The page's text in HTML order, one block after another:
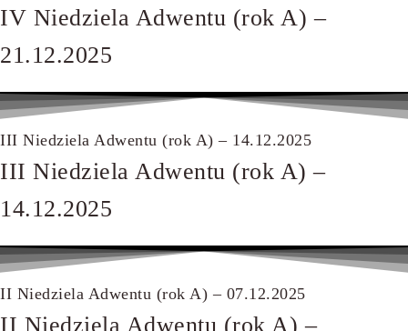
IV Niedziela Adwentu (rok A) –
21.12.2025
III Niedziela Adwentu (rok A) – 14.12.2025
III Niedziela Adwentu (rok A) –
14.12.2025
II Niedziela Adwentu (rok A) – 07.12.2025
II Niedziela Adwentu (rok A) –